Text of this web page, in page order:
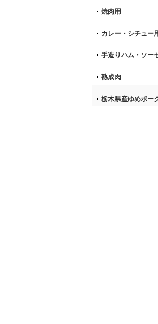
焼肉用
カレー・シチュー
手造りハム・ソー
熟成肉
栃木県産ゆめポー